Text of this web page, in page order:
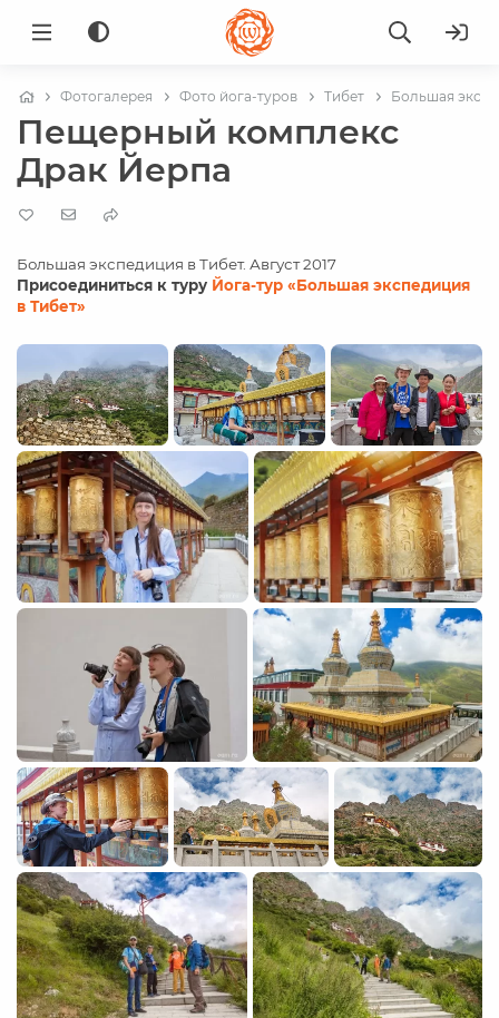
Фотогалерея Фото йога-туров Тибет Большая
Пещерный комплекс
Драк Йерпа
Большая экспедиция в Тибет. Август 2017
Присоединиться к туру Йога-тур «Большая экспедиция
в Тибет»